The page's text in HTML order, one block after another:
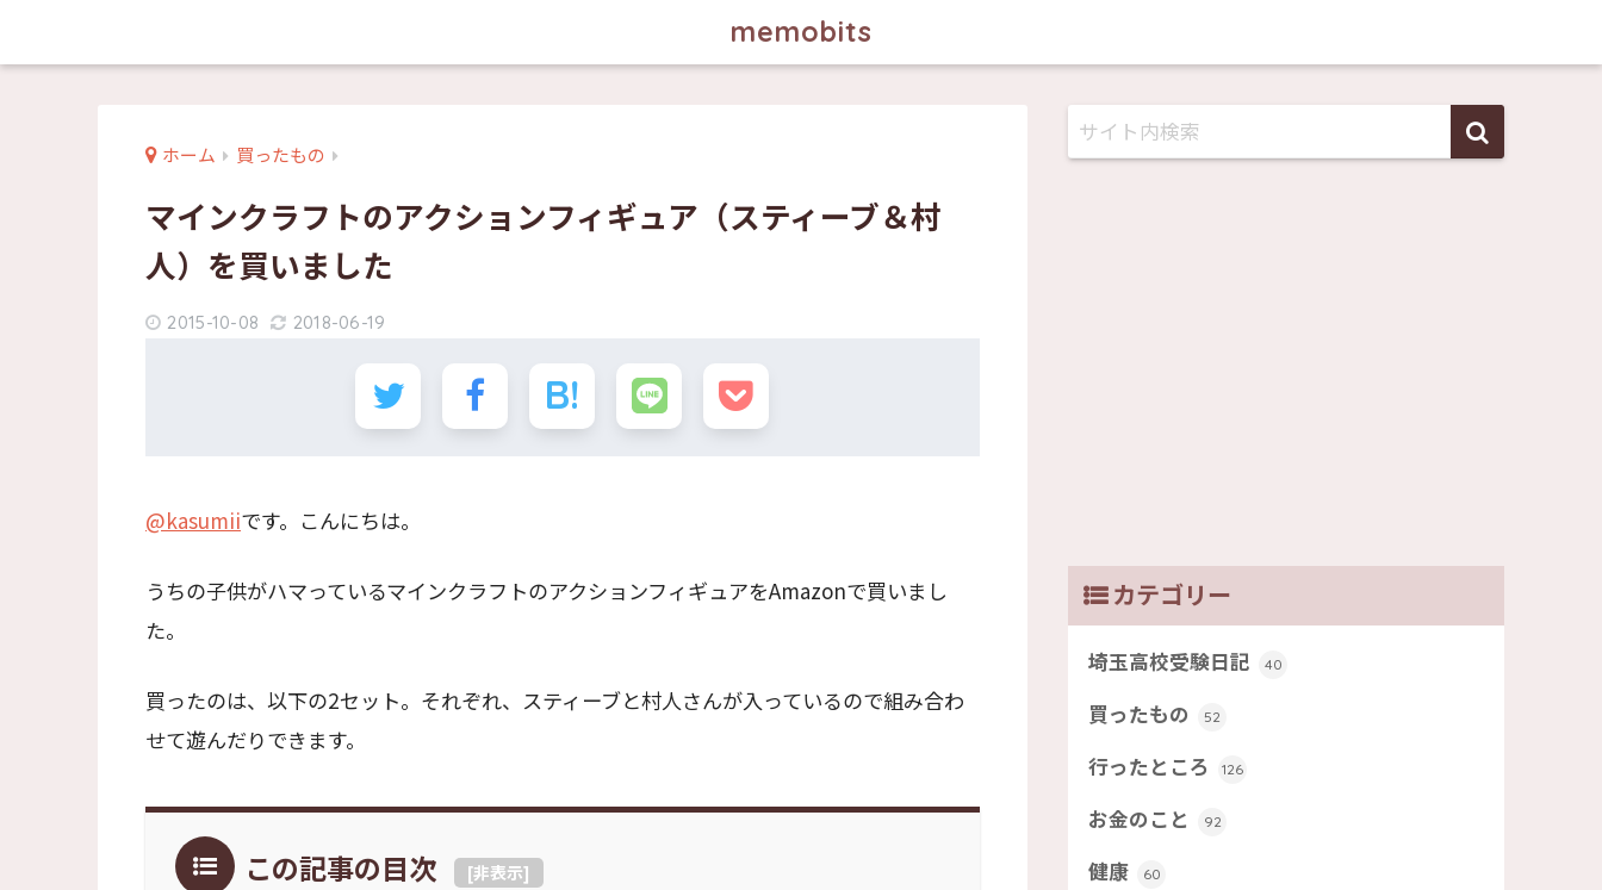
memobits
ホーム 買ったもの
マインクラフトのアクションフィギュア（スティーブ＆村
人）を買いました
2015-10-08 2018-06-19
@kasumiiです。こんにちは。
うちの子供がハマっているマインクラフトのアクションフィギュアをAmazonで買いまし
た。
買ったのは、以下の2セット。それぞれ、スティーブと村人さんが入っているので組み合わ
せて遊んだりできます。
この記事の目次 [非表示]
カテゴリー
埼玉高校受験日記 40
買ったもの 52
行ったところ 126
お金のこと 92
健康 60